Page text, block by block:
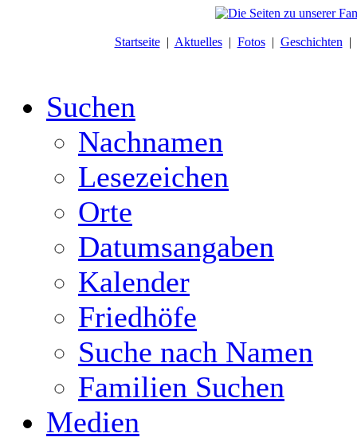
Startseite| Aktuelles| Fotos| Geschichten |
Suchen
Nachnamen
Lesezeichen
Orte
Datumsangaben
Kalender
Friedhöfe
Suche nach Namen
Familien Suchen
Medien